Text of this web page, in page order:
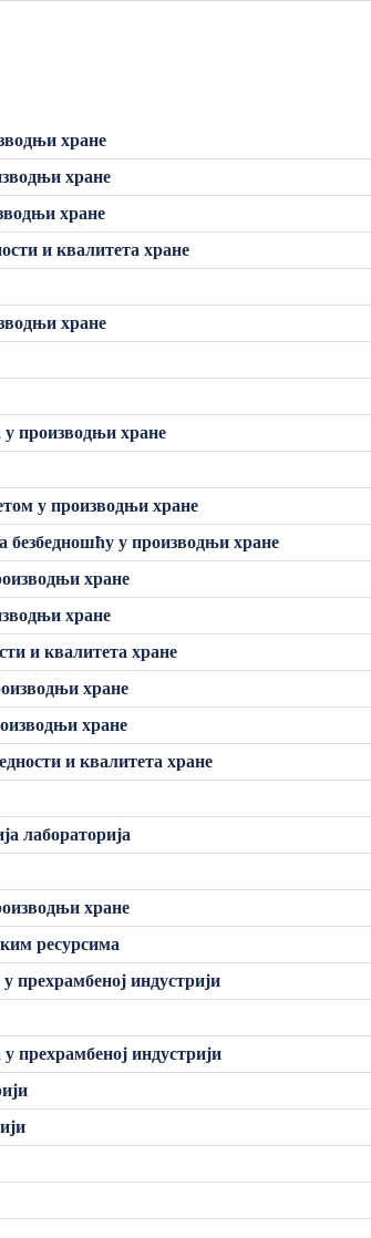
хране
хране
хране
и квалитета хране
хране
производњи хране
у производњи хране
у производњи хране
хране
хране
и квалитета хране
хране
хране
и квалитета хране
лабораторија
хране
ресурсима
индустрији
индустрији